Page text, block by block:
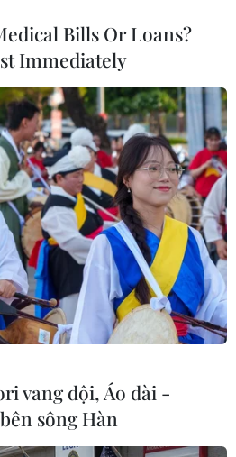
(Vietnam+)
Bills Or Loans?
Immediately
vang dội, Áo dài -
sông Hàn